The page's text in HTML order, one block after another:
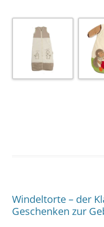
Windeltorte – der
Geschenken zur